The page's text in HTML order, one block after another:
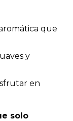
que
y
en
solo